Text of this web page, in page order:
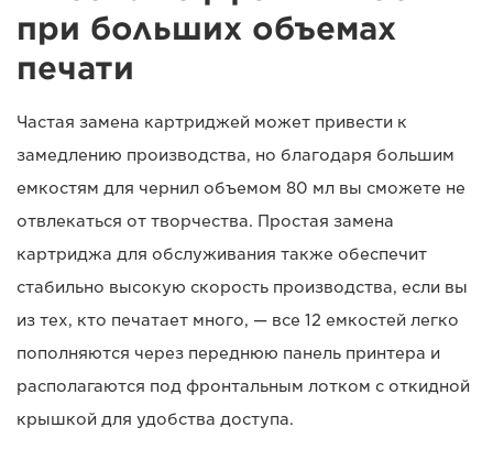
при больших объемах
печати
Частая замена картриджей может привести к
замедлению производства, но благодаря большим
емкостям для чернил объемом 80 мл вы сможете не
отвлекаться от творчества. Простая замена
картриджа для обслуживания также обеспечит
стабильно высокую скорость производства, если вы
из тех, кто печатает много, — все 12 емкостей легко
пополняются через переднюю панель принтера и
располагаются под фронтальным лотком с откидной
крышкой для удобства доступа.